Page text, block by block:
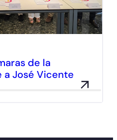
de la
José Vicente